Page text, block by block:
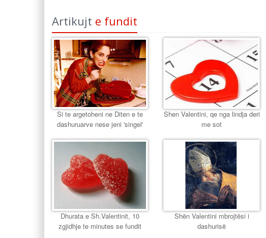
Artikujt e fundit
Si te argetoheni ne Diten e te
dashuruarve nese jeni 'singel'
Shen Valentini, qe nga lindja deri
me sot
Dhurata e Sh.Valentinit, 10
zgjidhje te minutes se fundit
Shën Valentini mbrojtësi i
dashurisë